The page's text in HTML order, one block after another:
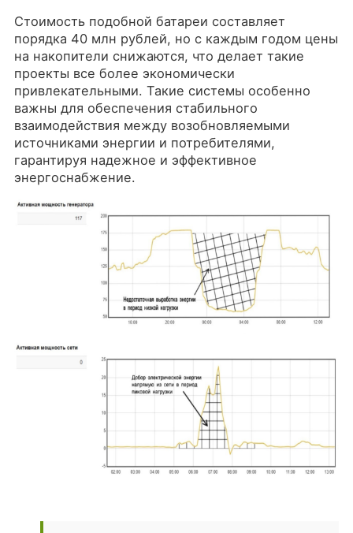
Стоимость подобной батареи составляет
порядка 40 млн рублей, но с каждым годом цены
на накопители снижаются, что делает такие
проекты все более экономически
привлекательными. Такие системы особенно
важны для обеспечения стабильного
взаимодействия между возобновляемыми
источниками энергии и потребителями,
гарантируя надежное и эффективное
энергоснабжение.